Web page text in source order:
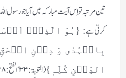
تین مرتبہ تو اِس آیت مبارکہ میں آیا جو
کرتی ہے : {ہُوَ الَّذِیۡۤ
بِالۡہُدٰی وَ دِیۡنِ
الدِّیۡنِ کُلِّہٖ}